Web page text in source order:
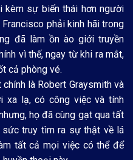
kèm sự biến thái hơn người
phải kinh hãi trong
đã làm ồn ào giới truyền
vì thế, ngay từ khi ra mắt,
cả phòng vé.
là Robert Graysmith và
xa lạ, có công việc và tính
họ đã cùng gạt qua tất
truy tìm ra sự thật về lá
tất cả mọi việc có thể để